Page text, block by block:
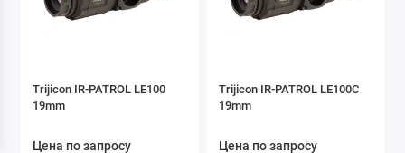
Trijicon IR-PATROL LE100
19mm
Цена по запросу
Trijicon IR-PATROL LE100С
19mm
Цена по запросу